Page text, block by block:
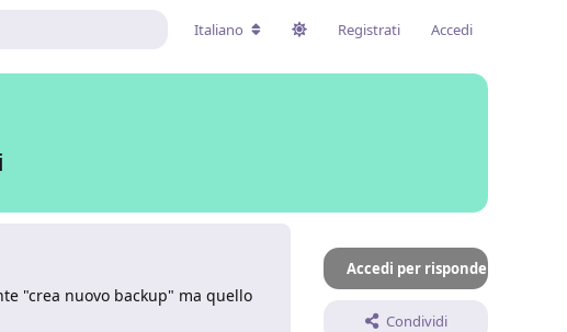
Italiano Registrati Accedi
Accedi per rispondere
Condividi
"crea nuovo backup" ma quello